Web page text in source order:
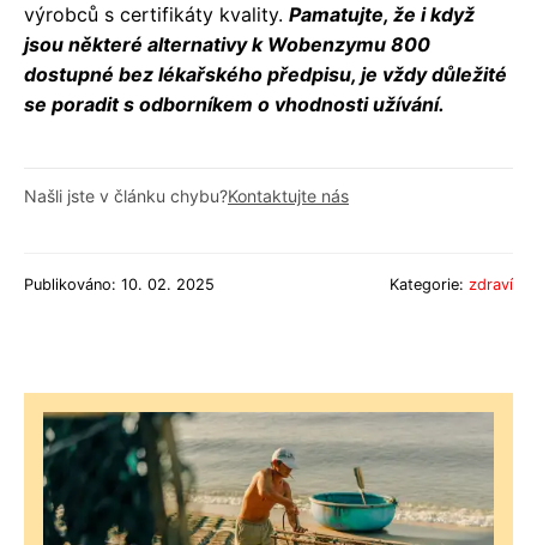
výrobců s certifikáty kvality. Pamatujte, že i když
jsou některé alternativy k Wobenzymu 800
dostupné bez lékařského předpisu, je vždy důležité
se poradit s odborníkem o vhodnosti užívání.
Našli jste v článku chybu?Kontaktujte nás
Publikováno: 10. 02. 2025 Kategorie: zdraví